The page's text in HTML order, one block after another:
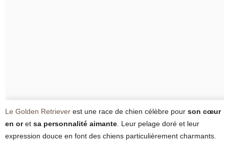
Le Golden Retriever est une race de chien célèbre pour son cœur
en oret sa personnalité aimante . Leur pelage doré et leur
expression douce en font des chiens particulièrement charmants.